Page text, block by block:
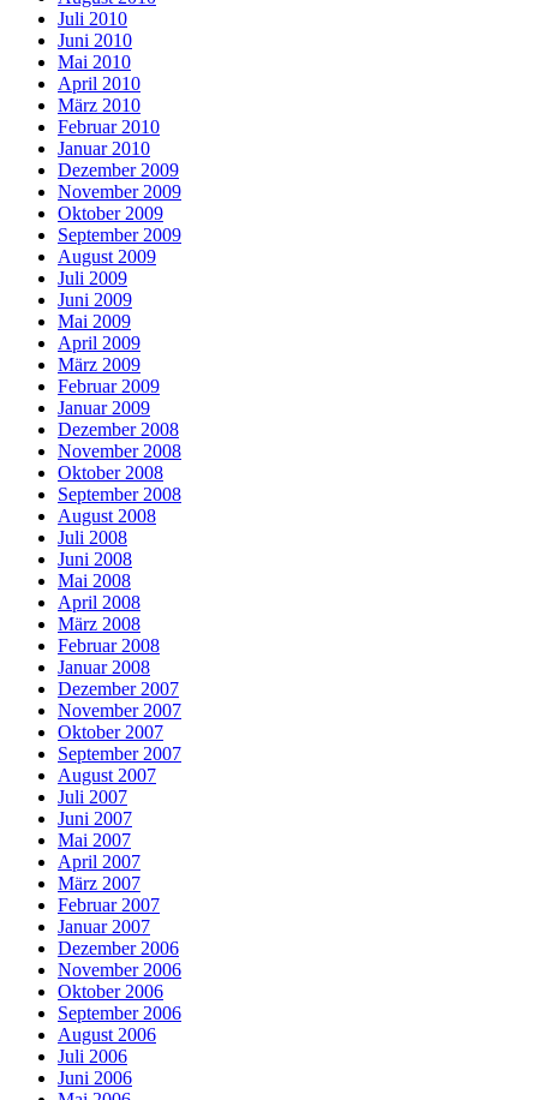
Juli 2010
Juni 2010
Mai 2010
April 2010
März 2010
Februar 2010
Januar 2010
Dezember 2009
November 2009
Oktober 2009
September 2009
August 2009
Juli 2009
Juni 2009
Mai 2009
April 2009
März 2009
Februar 2009
Januar 2009
Dezember 2008
November 2008
Oktober 2008
September 2008
August 2008
Juli 2008
Juni 2008
Mai 2008
April 2008
März 2008
Februar 2008
Januar 2008
Dezember 2007
November 2007
Oktober 2007
September 2007
August 2007
Juli 2007
Juni 2007
Mai 2007
April 2007
März 2007
Februar 2007
Januar 2007
Dezember 2006
November 2006
Oktober 2006
September 2006
August 2006
Juli 2006
Juni 2006